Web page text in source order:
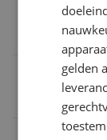
Geschikt
Stadsfiets
Verpakking
Verpakking
gelden